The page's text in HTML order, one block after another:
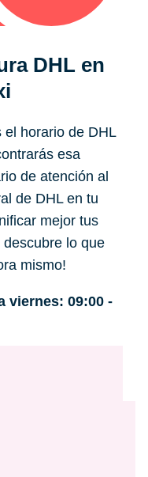
DHL en
el horario de DHL
esa
de atención al
de DHL en tu
mejor tus
lo que
mismo!
viernes: 09:00 -